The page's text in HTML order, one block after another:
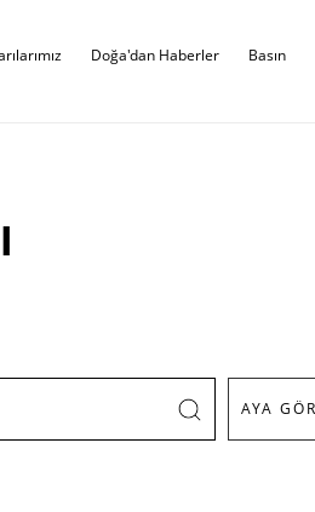
Doğa'dan Haberler Basın